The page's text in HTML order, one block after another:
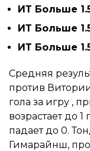
ИТ Больше
ИТ Больше
ИТ Больше
Средняя
против
гола за игру ,
возрастает до
падает до 0.
Гимарайнш,